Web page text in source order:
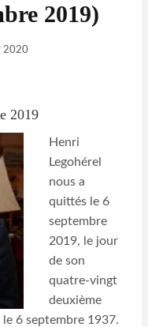
2019)
2020
2019
Henri
Legohérel
nous a
quittés le 6
septembre
2019, le jour
de son
quatre-vingt
deuxième
6 septembre 1937.